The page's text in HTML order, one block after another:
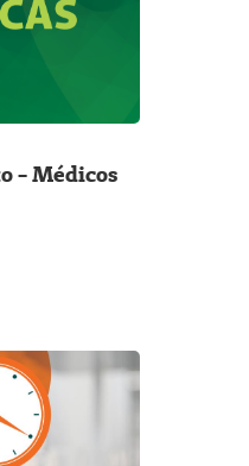
- Médicos